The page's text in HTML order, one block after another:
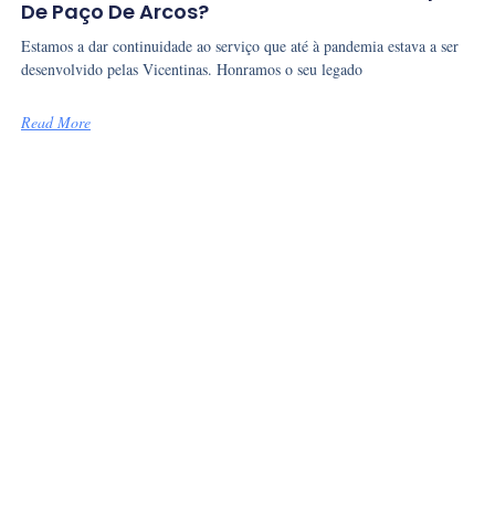
De Paço De Arcos?
Estamos a dar continuidade ao serviço que até à pandemia estava a ser
desenvolvido pelas Vicentinas. Honramos o seu legado
Read More